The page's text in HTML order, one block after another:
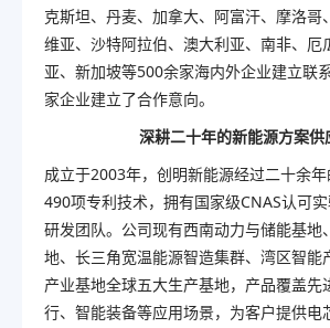
克斯坦、丹麦、加拿大、阿富汗、摩洛哥
维亚、沙特阿拉伯、澳大利亚、南非、厄
亚、新加坡等500余家海内外企业建立联
家企业建立了合作意向。
深耕二十年的新能源方案供
成立于2003年，创明新能源经过二十余
490项专利技术，拥有国家级CNAS认可
研发团队。公司现有西南动力与储能基地
地、长三角宽温能源智造集群、湾区智能
产业基地全球五大生产基地，产品覆盖先
行、智能装备等应用场景，为客户提供电